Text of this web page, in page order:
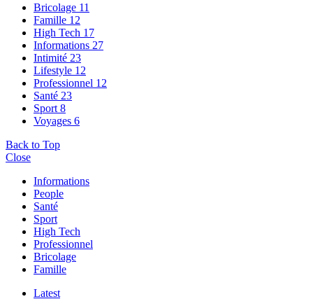
Bricolage 11
Famille 12
High Tech 17
Informations 27
Intimité 23
Lifestyle 12
Professionnel 12
Santé 23
Sport 8
Voyages 6
Back to Top
Close
Informations
People
Santé
Sport
High Tech
Professionnel
Bricolage
Famille
Latest